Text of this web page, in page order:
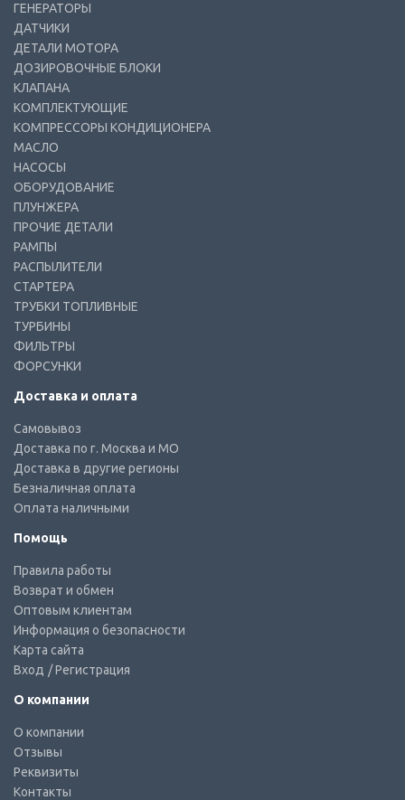
ГЕНЕРАТОРЫ
ДАТЧИКИ
ДЕТАЛИ МОТОРА
ДОЗИРОВОЧНЫЕ БЛОКИ
КЛАПАНА
КОМПЛЕКТУЮЩИЕ
КОМПРЕССОРЫ КОНДИЦИОНЕРА
МАСЛО
НАСОСЫ
ОБОРУДОВАНИЕ
ПЛУНЖЕРА
ПРОЧИЕ ДЕТАЛИ
РАМПЫ
РАСПЫЛИТЕЛИ
СТАРТЕРА
ТРУБКИ ТОПЛИВНЫЕ
ТУРБИНЫ
ФИЛЬТРЫ
ФОРСУНКИ
Доставка и оплата
Самовывоз
Доставка по г. Москва и МО
Доставка в другие регионы
Безналичная оплата
Оплата наличными
Помощь
Правила работы
Возврат и обмен
Оптовым клиентам
Информация о безопасности
Карта сайта
Вход / Регистрация
О компании
О компании
Отзывы
Реквизиты
Контакты